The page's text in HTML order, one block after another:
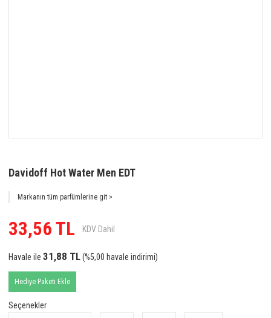
Davidoff Hot Water Men EDT
Markanın tüm parfümlerine git >
33,56 TL KDV Dahil
Havale ile 31,88 TL(%5,00 havale indirimi)
Hediye Paketi Ekle
Seçenekler